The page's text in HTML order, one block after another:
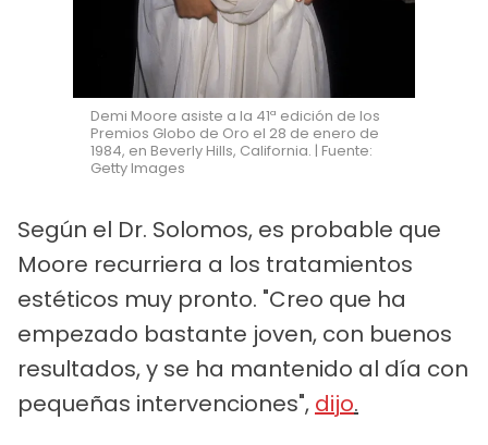
Demi Moore asiste a la 41ª edición de los
Premios Globo de Oro el 28 de enero de
1984, en Beverly Hills, California. | Fuente:
Getty Images
Según el Dr. Solomos, es probable que
Moore recurriera a los tratamientos
estéticos muy pronto. "Creo que ha
empezado bastante joven, con buenos
resultados, y se ha mantenido al día con
pequeñas intervenciones", dijo.